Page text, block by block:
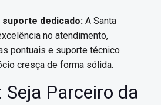
suporte dedicado: A Santa
no atendimento,
pontuais e suporte técnico
cresça de forma sólida.
Seja Parceiro da